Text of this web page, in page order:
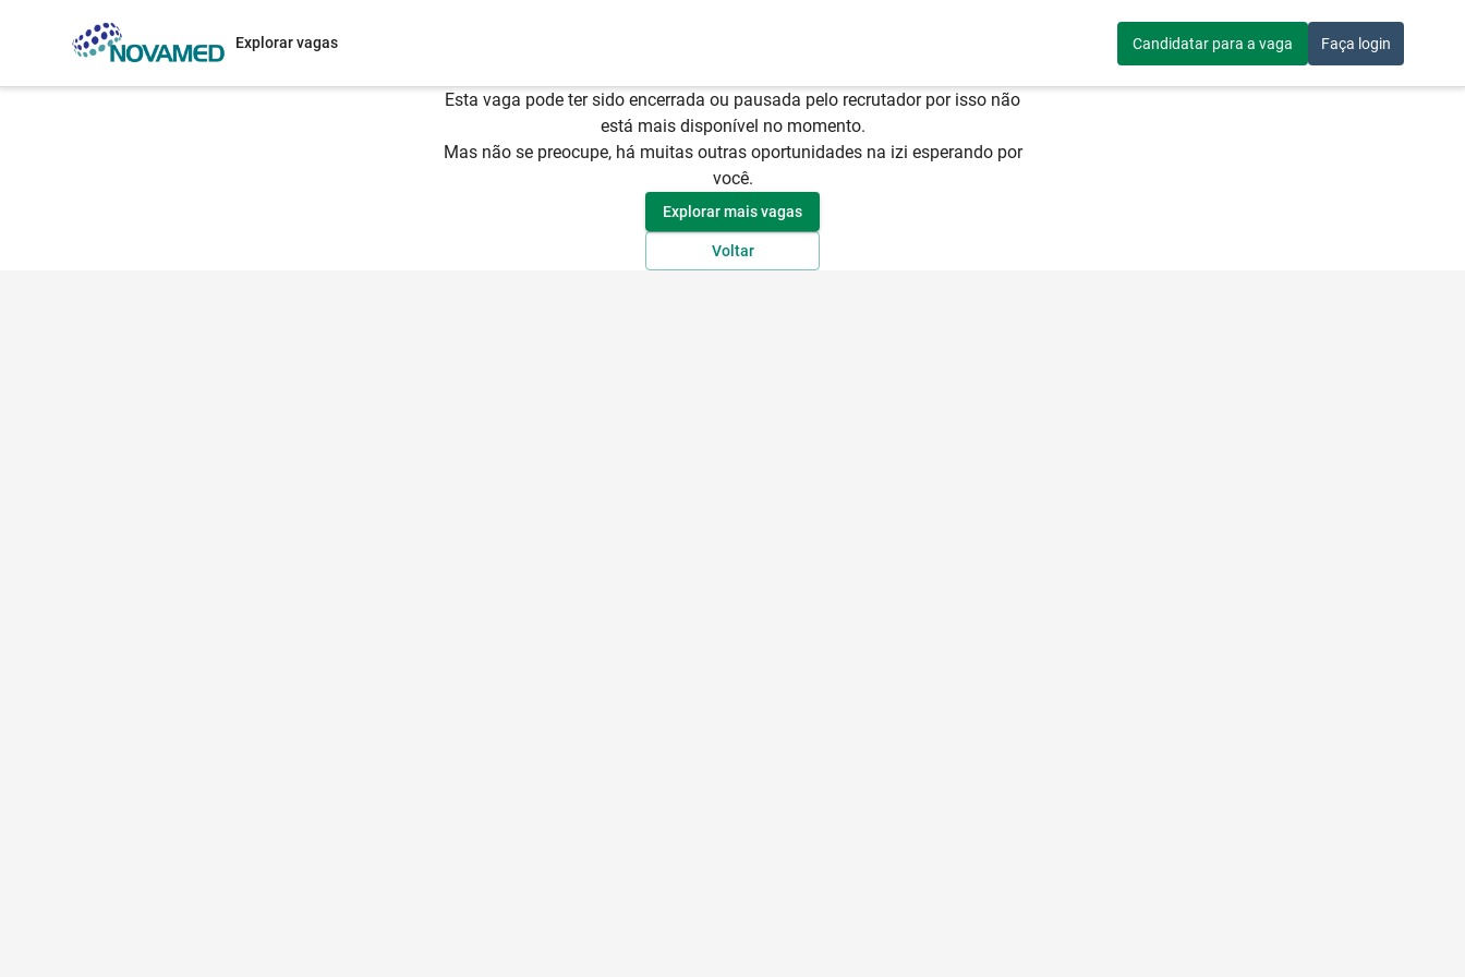
Explorar vagas Candidatar para a vaga Faça login
Esta vaga pode ter sido encerrada ou pausada pelo recrutador por isso não
está mais disponível no momento.
Mas não se preocupe, há muitas outras oportunidades na izi esperando por
você.
Explorar mais vagas
Voltar